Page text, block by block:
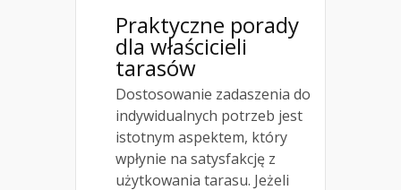
Praktyczne porady
dla właścicieli
tarasów
Dostosowanie zadaszenia do
indywidualnych potrzeb jest
istotnym aspektem, który
wpłynie na satysfakcję z
użytkowania tarasu. Jeżeli